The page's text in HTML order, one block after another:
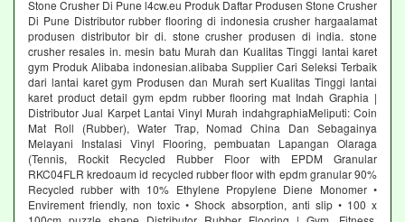
Stone Crusher Di Pune l4cw.eu Produk Daftar Produsen Stone Crusher
Di Pune Distributor rubber flooring di indonesia crusher hargaalamat
produsen distributor bir di. stone crusher produsen di india. stone
crusher resales in. mesin batu Murah dan Kualitas Tinggi lantai karet
gym Produk Alibaba indonesian.alibaba Supplier Cari Seleksi Terbaik
dari lantai karet gym Produsen dan Murah sert Kualitas Tinggi lantai
karet product detail gym epdm rubber flooring mat Indah Graphia |
Distributor Jual Karpet Lantai Vinyl Murah indahgraphiaMeliputi: Coin
Mat Roll (Rubber), Water Trap, Nomad China Dan Sebagainya
Melayani Instalasi Vinyl Flooring, pembuatan Lapangan Olaraga
(Tennis, Rockit Recycled Rubber Floor with EPDM Granular
RKC04FLR kredoaum id recycled rubber floor with epdm granular 90%
Recycled rubber with 10% Ethylene Propylene Diene Monomer •
Envirement friendly, non toxic • Shock absorption, anti slip • 100 x